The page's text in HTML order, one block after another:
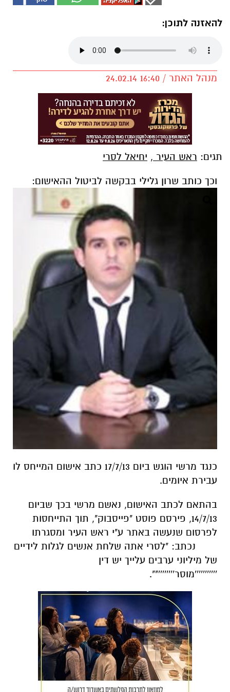
להאזנה לתוכן:
מנהל האתר / 16:40 24.02.14
תגים: ראש העיר , יחיאל לסרי
וכך כותב שרון גלילי בבקשה לביטול ההאישום:
כנגד מרשי הוגש ביום 17/7/13 כתב אישום המייחס לו
עבירת איומים.
בהתאם לכתב האישום, נאשם מרשי בכך שביום
14/7/13, פירסם פוסט "פייסבוק", תוך התייחסות
לפרסום שנעשה באתר ע"י ראש העיר ומסגרתו
נכתב: "לסרי אתה שלחת אנשים לגלות לידיים
של מיליוני ערבים עלייך יש דין
'''''''''''מוסר''''''''"".